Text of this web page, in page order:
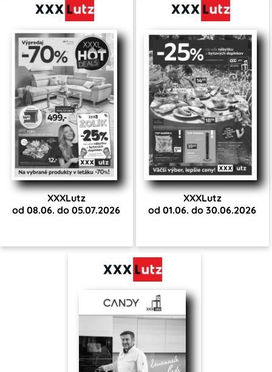
XXXLutz
od 08.06. do 05.07.2026
XXXLutz
od 01.06. do 30.06.2026